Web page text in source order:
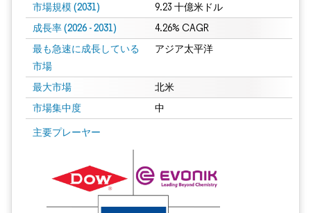
市場規模 (2031) 9.23 十億米ドル
成長率 (2026 - 2031) 4.26% CAGR
最も急速に成長している
市場
アジア太平洋
最大市場 北米
市場集中度 中
主要プレーヤー
画像 © Mordor Intelligence。再利用にはCC BY 4.0の表示が必要です。